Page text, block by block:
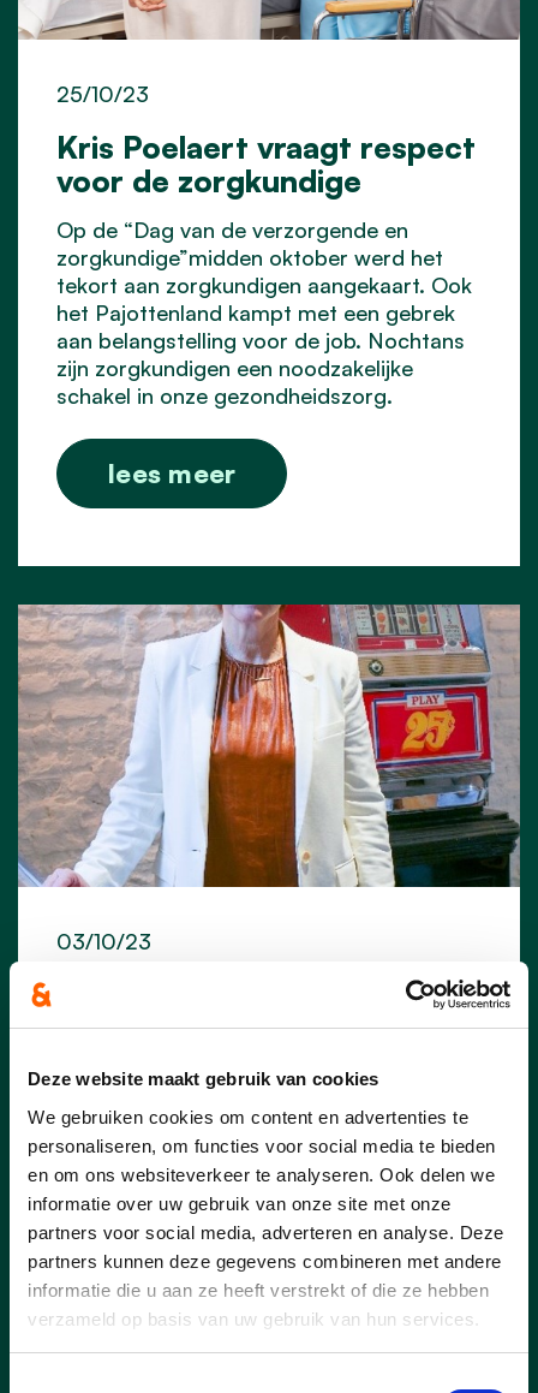
Deze website maakt gebruik van cookies
We gebruiken cookies om content en advertenties te
personaliseren, om functies voor social media te bieden
en om ons websiteverkeer te analyseren. Ook delen we
informatie over uw gebruik van onze site met onze
partners voor social media, adverteren en analyse. Deze
partners kunnen deze gegevens combineren met andere
informatie die u aan ze heeft verstrekt of die ze hebben
verzameld op basis van uw gebruik van hun services.
Kris Poelaert vraagt respect
voor de zorgkundige
25/10/23
Op de “Dag van de verzorgende en
zorgkundige”midden oktober werd het
tekort aan zorgkundigen aangekaart. Ook
het Pajottenland kampt met een gebrek
aan belangstelling voor de job. Nochtans
zijn zorgkundigen een noodzakelijke
schakel in onze gezondheidszorg.
lees meer
Els Van Hoof: “Maak werk
van uitdoofbeleid voor
03/10/23
CD&V Leuven heeft bij monde van
gemeenteraadslid en federaal
parlementslid Els Van Hoof in de Leuvense
gemeenteraad aangegeven gokkantoren
uit het straatbeeld van Leuven te willen
bannen.
lees meer